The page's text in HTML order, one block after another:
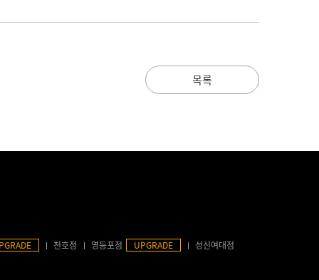
목록
천호점 영등포점 UPGRADE 성신여대점